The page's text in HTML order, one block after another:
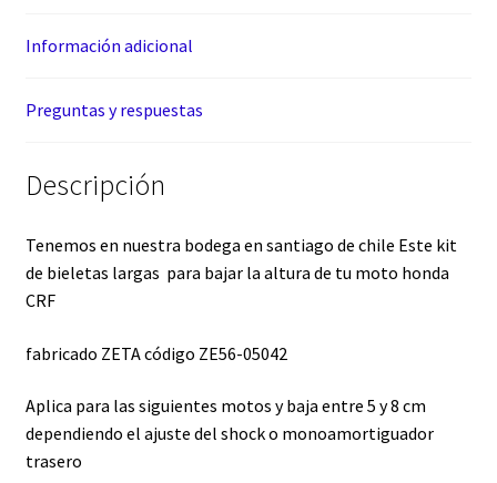
Información adicional
Preguntas y respuestas
Descripción
Tenemos en nuestra bodega en santiago de chile Este kit
de bieletas largas para bajar la altura de tu moto honda
CRF
fabricado ZETA código ZE56-05042
Aplica para las siguientes motos y baja entre 5 y 8 cm
dependiendo el ajuste del shock o monoamortiguador
trasero